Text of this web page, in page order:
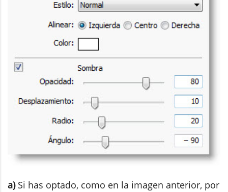
a) Si has optado, como en la imagen anterior, por